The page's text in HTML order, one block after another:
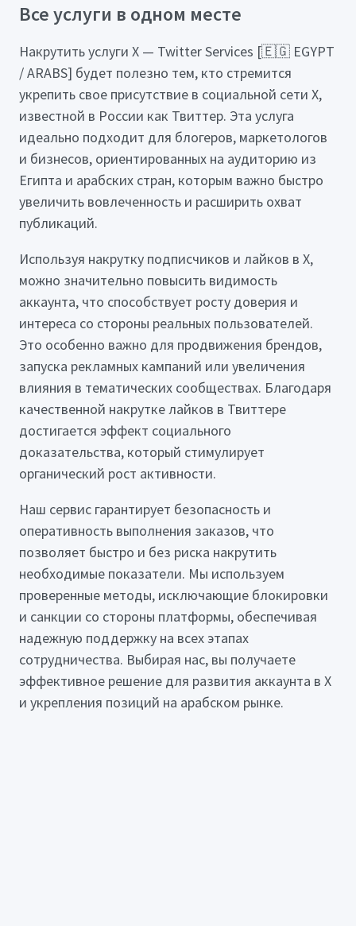
Все услуги в одном месте
Накрутить услуги X — Twitter Services [🇪🇬 EGYPT
/ ARABS] будет полезно тем, кто стремится
укрепить свое присутствие в социальной сети X,
известной в России как Твиттер. Эта услуга
идеально подходит для блогеров, маркетологов
и бизнесов, ориентированных на аудиторию из
Египта и арабских стран, которым важно быстро
увеличить вовлеченность и расширить охват
публикаций.
Используя накрутку подписчиков и лайков в X,
можно значительно повысить видимость
аккаунта, что способствует росту доверия и
интереса со стороны реальных пользователей.
Это особенно важно для продвижения брендов,
запуска рекламных кампаний или увеличения
влияния в тематических сообществах. Благодаря
качественной накрутке лайков в Твиттере
достигается эффект социального
доказательства, который стимулирует
органический рост активности.
Наш сервис гарантирует безопасность и
оперативность выполнения заказов, что
позволяет быстро и без риска накрутить
необходимые показатели. Мы используем
проверенные методы, исключающие блокировки
и санкции со стороны платформы, обеспечивая
надежную поддержку на всех этапах
сотрудничества. Выбирая нас, вы получаете
эффективное решение для развития аккаунта в X
и укрепления позиций на арабском рынке.